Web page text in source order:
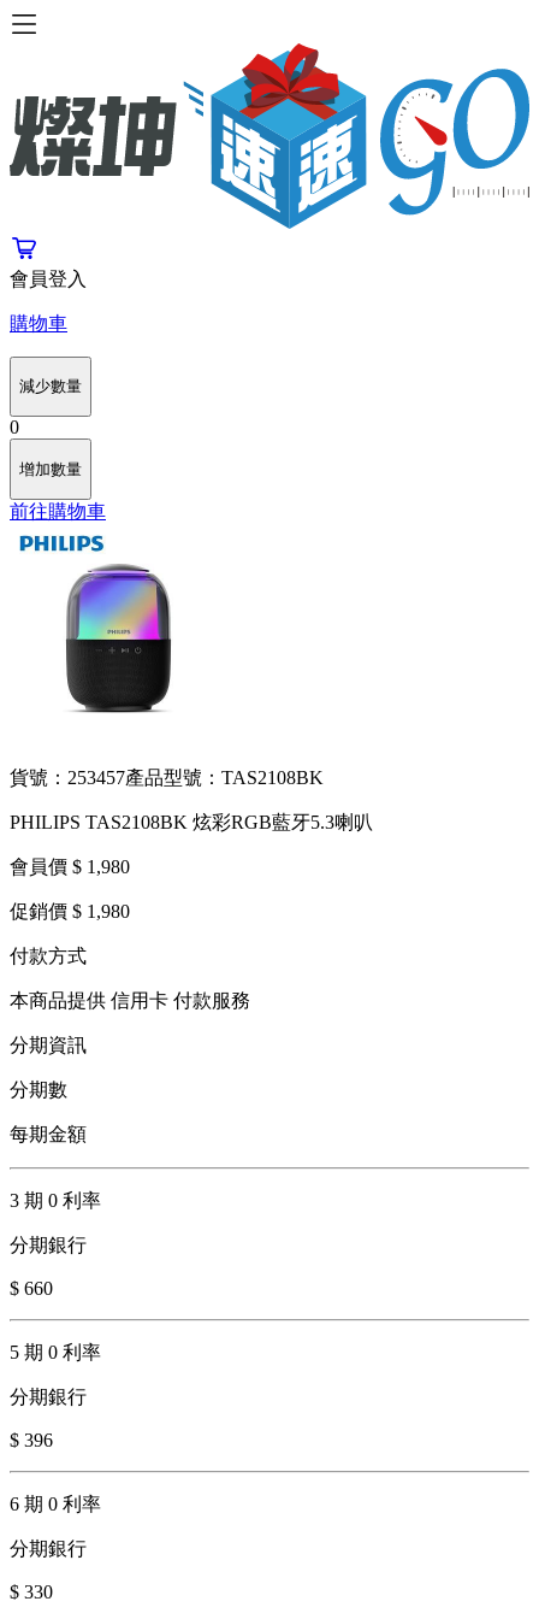
會員登入
購物車
減少數量
0
增加數量
前往購物車
貨號：253457產品型號：TAS2108BK
PHILIPS TAS2108BK 炫彩RGB藍牙5.3喇叭
會員價 $ 1,980
促銷價 $ 1,980
付款方式
本商品提供 信用卡 付款服務
分期資訊
分期數
每期金額
3 期 0 利率
分期銀行
$ 660
5 期 0 利率
分期銀行
$ 396
6 期 0 利率
分期銀行
$ 330